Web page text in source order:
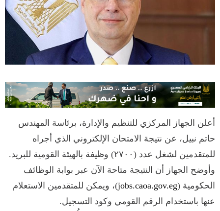
أعلن الجهاز المركزي للتنظيم والإدارة، برئاسة المهندس
حاتم نبيل، عن نتيجة الامتحان الإلكتروني الذي أجراه
للمتقدمين لشغل عدد (٢٧٠٠) وظيفة بالهيئة القومية للبريد.
وأوضح الجهاز أن النتيجة متاحة الآن عبر بوابة الوظائف
الحكومية (jobs.caoa.gov.eg)، ويمكن للمتقدمين الاستعلام
عنها باستخدام الرقم القومي وكود التسجيل.